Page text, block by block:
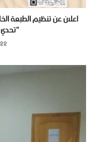
اعلان عن تنظيم الطبعة
22 أبريل 2025